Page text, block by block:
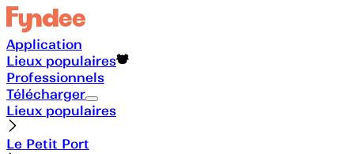
Application
Lieux populaires
Professionnels
Télécharger
Lieux populaires
Le Petit Port